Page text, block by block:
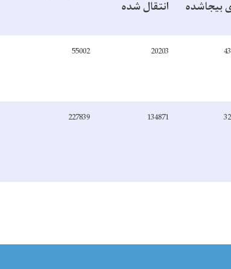
بیجاشده انتقال شده
20203
55002
134871
227839